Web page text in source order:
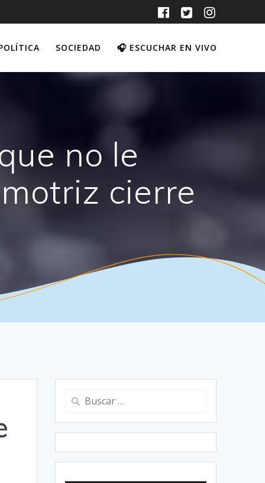
SOCIEDAD 🎧 ESCUCHAR EN VIVO
no le
cierre
Buscar: